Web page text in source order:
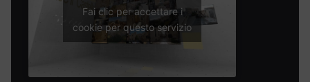
Fai clic per accettare i
cookie per questo servizio